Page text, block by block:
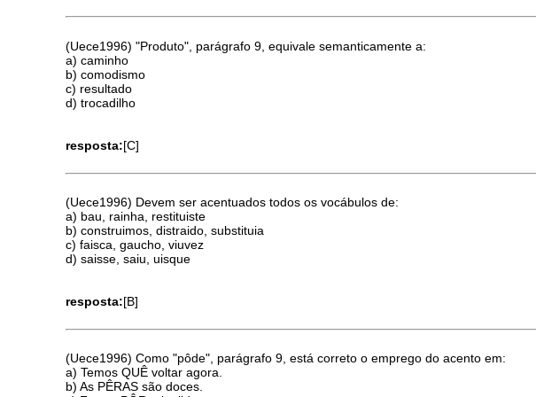
(Uece1996) "Produto", parágrafo 9, equivale semanticamente a:
a) caminho
b) comodismo
c) resultado
d) trocadilho
resposta:[C]
(Uece1996) Devem ser acentuados todos os vocábulos de:
a) bau, rainha, restituiste
b) construimos, distraido, substituia
c) faisca, gaucho, viuvez
d) saisse, saiu, uisque
resposta:[B]
(Uece1996) Como "pôde", parágrafo 9, está correto o emprego do acento em:
a) Temos QUÊ voltar agora.
b) As PÊRAS são doces.